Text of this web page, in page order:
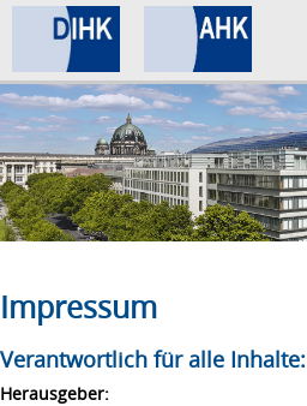
Home
Datenschutz
Impressum
Impressum
Verantwortlich für alle Inhalte:
Herausgeber: